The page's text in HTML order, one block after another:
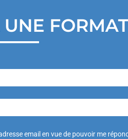
email en vue de pouvoir me